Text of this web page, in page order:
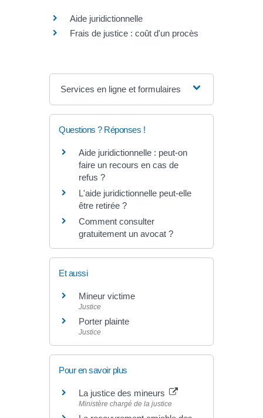
Aide juridictionnelle
Frais de justice : coût d'un procès
Services en ligne et formulaires
Questions ? Réponses !
Aide juridictionnelle : peut-on
faire un recours en cas de
refus ?
L'aide juridictionnelle peut-elle
être retirée ?
Comment consulter
gratuitement un avocat ?
Et aussi
Mineur victime
Justice
Porter plainte
Justice
Pour en savoir plus
La justice des mineurs
Ministère chargé de la justice